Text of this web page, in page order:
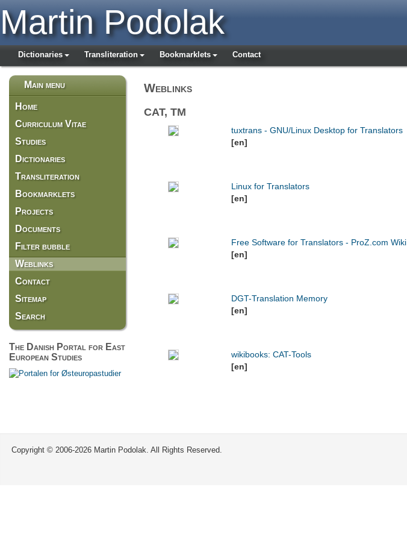
Martin Podolak
Dictionaries Transliteration Bookmarklets Contact
Main menu
Home
Curriculum Vitae
Studies
Dictionaries
Transliteration
Bookmarklets
Projects
Documents
Filter bubble
Weblinks
Contact
Sitemap
Search
The Danish Portal for East
European Studies
Weblinks
CAT, TM
tuxtrans - GNU/Linux Desktop for Translators
[en]
Linux for Translators
[en]
Free Software for Translators - ProZ.com Wiki
[en]
DGT-Translation Memory
[en]
wikibooks: CAT-Tools
[en]
Copyright © 2006-2026 Martin Podolak. All Rights Reserved.